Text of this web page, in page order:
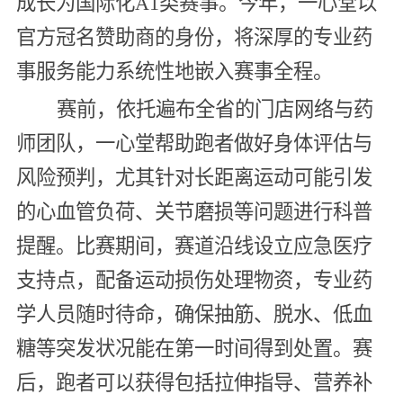
官方冠名赞助商的身份，将深厚的专业药
事服务能力系统性地嵌入赛事全程。
赛前，依托遍布全省的门店网络与药
师团队，一心堂帮助跑者做好身体评估与
风险预判，尤其针对长距离运动可能引发
的心血管负荷、关节磨损等问题进行科普
提醒。比赛期间，赛道沿线设立应急医疗
支持点，配备运动损伤处理物资，专业药
学人员随时待命，确保抽筋、脱水、低血
糖等突发状况能在第一时间得到处置。赛
后，跑者可以获得包括拉伸指导、营养补